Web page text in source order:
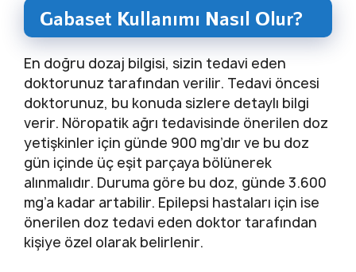
Gabaset Kullanımı Nasıl Olur?
En doğru dozaj bilgisi, sizin tedavi eden
doktorunuz tarafından verilir. Tedavi öncesi
doktorunuz, bu konuda sizlere detaylı bilgi
verir. Nöropatik ağrı tedavisinde önerilen doz
yetişkinler için günde 900 mg’dır ve bu doz
gün içinde üç eşit parçaya bölünerek
alınmalıdır. Duruma göre bu doz, günde 3.600
mg’a kadar artabilir. Epilepsi hastaları için ise
önerilen doz tedavi eden doktor tarafından
kişiye özel olarak belirlenir.